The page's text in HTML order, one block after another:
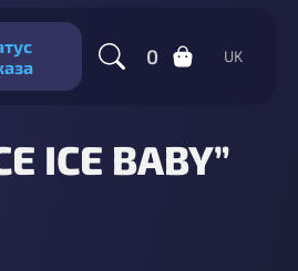
0 UK
ICE BABY”